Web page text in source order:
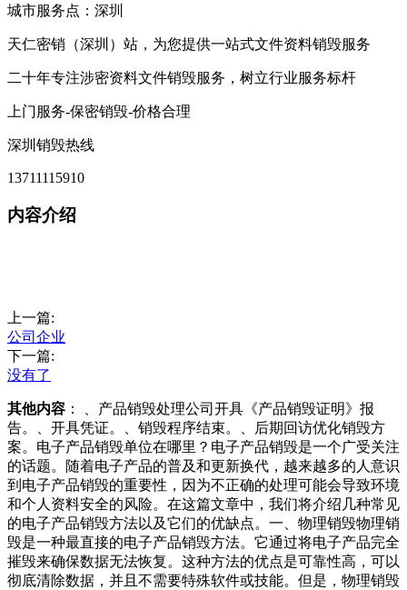
城市服务点：深圳
天仁密销（深圳）站，为您提供一站式文件资料销毁服务
二十年专注涉密资料文件销毁服务，树立行业服务标杆
上门服务-保密销毁-价格合理
深圳销毁热线
13711115910
内容介绍
上一篇:
公司企业
下一篇:
没有了
其他内容 ： 、产品销毁处理公司开具《产品销毁证明》报
告。、开具凭证。、销毁程序结束。、后期回访优化销毁方
案。电子产品销毁单位在哪里？电子产品销毁是一个广受关注
的话题。随着电子产品的普及和更新换代，越来越多的人意识
到电子产品销毁的重要性，因为不正确的处理可能会导致环境
和个人资料安全的风险。在这篇文章中，我们将介绍几种常见
的电子产品销毁方法以及它们的优缺点。一、物理销毁物理销
毁是一种最直接的电子产品销毁方法。它通过将电子产品完全
摧毁来确保数据无法恢复。这种方法的优点是可靠性高，可以
彻底清除数据，并且不需要特殊软件或技能。但是，物理销毁